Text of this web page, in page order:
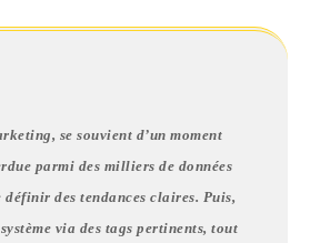
se souvient d’un moment
parmi des milliers de données
des tendances claires. Puis,
via des tags pertinents, tout